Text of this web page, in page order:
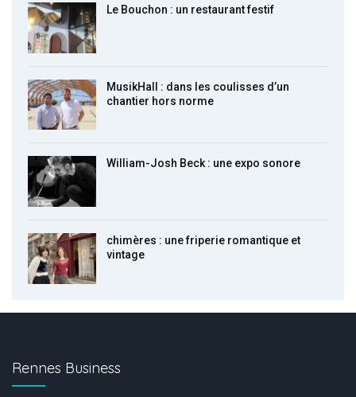
Le Bouchon : un restaurant festif
MusikHall : dans les coulisses d’un
chantier hors norme
William-Josh Beck : une expo sonore
chimères : une friperie romantique et
vintage
Rennes Business